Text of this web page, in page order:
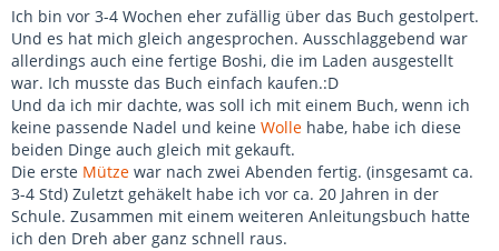
Ich bin vor 3-4 Wochen eher zufällig über das Buch gestolpert.
Und es hat mich gleich angesprochen. Ausschlaggebend war
allerdings auch eine fertige Boshi, die im Laden ausgestellt
war. Ich musste das Buch einfach kaufen.:D
Und da ich mir dachte, was soll ich mit einem Buch, wenn ich
keine passende Nadel und keine Wolle habe, habe ich diese
beiden Dinge auch gleich mit gekauft.
Die erste Mütze war nach zwei Abenden fertig. (insgesamt ca.
3-4 Std) Zuletzt gehäkelt habe ich vor ca. 20 Jahren in der
Schule. Zusammen mit einem weiteren Anleitungsbuch hatte
ich den Dreh aber ganz schnell raus.